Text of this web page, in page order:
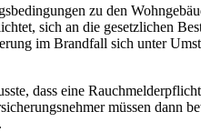
zu den
sich an die gesetzlichen
im Brandfall sich unter
dass eine
müssen